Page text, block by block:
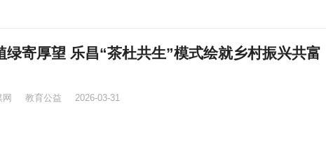
绿寄厚望 乐昌“茶杜共生”模式绘就乡村振兴共富
网 教育公益 2026-03-31